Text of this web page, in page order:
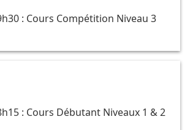
: Cours Compétition Niveau 3
: Cours Débutant Niveaux 1 & 2